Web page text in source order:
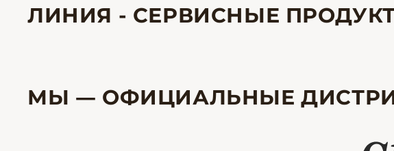
ЛИНИЯ - СЕРВИСНЫЕ ПРОДУКТЫ
МЫ — ОФИЦИАЛЬНЫЕ